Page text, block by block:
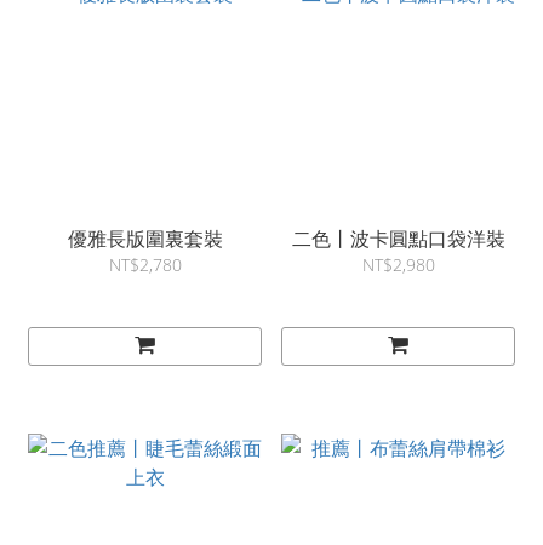
優雅長版圍裏套裝
NT$2,780
二色丨波卡圓點口袋洋裝
NT$2,980